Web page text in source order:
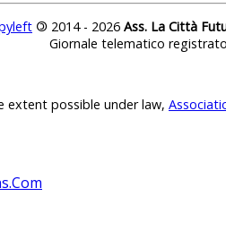
© 2014 - 2026 Ass. La Città
Giornale telematico
extent possible under law,